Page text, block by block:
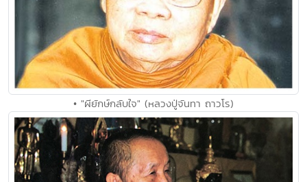
• "ผียักษ์กลับใจ" (หลวงปู่จันทา ถาวโร)